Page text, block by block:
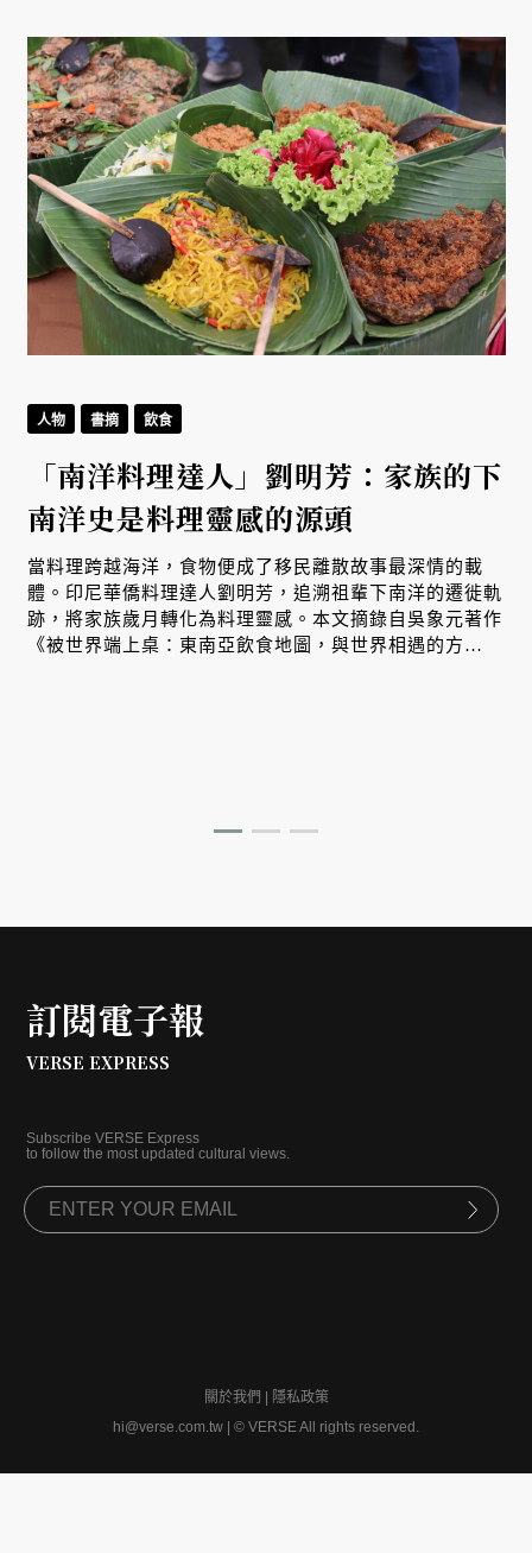
人物 書摘 飲食
「南洋料理達人」劉明芳：家族的下
南洋史是料理靈感的源頭
當料理跨越海洋，食物便成了移民離散故事最深情的載
體。印尼華僑料理達人劉明芳，追溯祖輩下南洋的遷徙軌
跡，將家族歲月轉化為料理靈感。本文摘錄自吳象元著作
《被世界端上桌：東南亞飲食地圖，與世界相遇的方
訂閱電子報
VERSE EXPRESS
Subscribe VERSE Express
to follow the most updated cultural views.
關於我們 | 隱私政策
hi@verse.com.tw | © VERSE All rights reserved.